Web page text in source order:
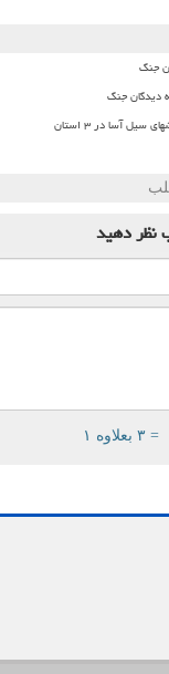
جنگ
دیدگان جنگ
نظر دهید
= ۳ بعلاوه ۱